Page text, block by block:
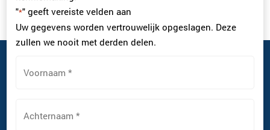
"*" geeft vereiste velden aan
Uw gegevens worden vertrouwelijk opgeslagen. Deze
zullen we nooit met derden delen.